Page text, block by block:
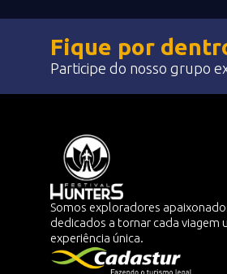
Fique por
Participe do nosso grupo
Somos exploradores
dedicados a tornar cada viagem
experiência única.